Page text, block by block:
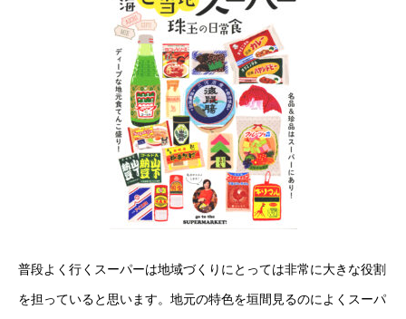
普段よく行くスーパーは地域づくりにとっては非常に大きな役割
を担っていると思います。地元の特色を垣間見るのによくスーパ